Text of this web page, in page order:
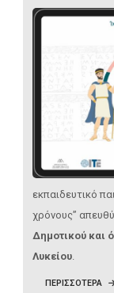
εκπαιδευτικό
χρόνους”
Δημοτικού και
Λυκείου.
ΠΕΡΙΣΣΟΤΕΡΑ